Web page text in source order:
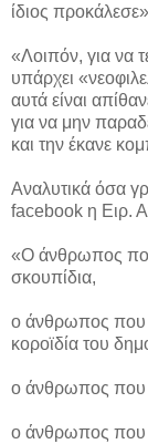
ίδιος
«Λοιπόν, για να
υπάρχει
αυτά είναι
για να μην
και την έκανε
Αναλυτικά όσα
facebook η Ειρ.
«Ο άνθρωπος που
σκουπίδια,
ο άνθρωπος που
κοροϊδία του
ο άνθρωπος που
ο άνθρωπος που